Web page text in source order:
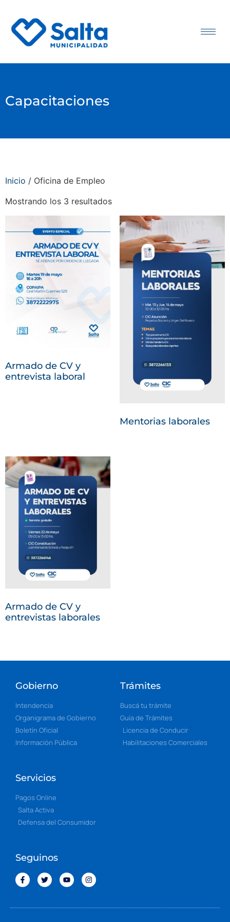
Capacitaciones
Inicio / Oficina de Empleo
Mostrando los 3 resultados
Armado de CV y
entrevista laboral
Mentorias laborales
Armado de CV y
entrevistas laborales
Gobierno
Intendencia
Organigrama de Gobierno
Boletín Oficial
Información Pública
Trámites
Buscá tu trámite
Guía de Trámites
Licencia de Conducir
Habilitaciones Comerciales
Servicios
Pagos Online
Salta Activa
Defensa del Consumidor
Seguinos